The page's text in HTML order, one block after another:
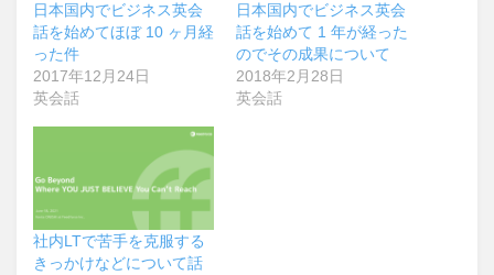
日本国内でビジネス英会
話を始めてほぼ 10 ヶ月経
った件
2017年12月24日
英会話
日本国内でビジネス英会
話を始めて 1 年が経った
のでその成果について
2018年2月28日
英会話
社内LTで苦手を克服する
きっかけなどについて話